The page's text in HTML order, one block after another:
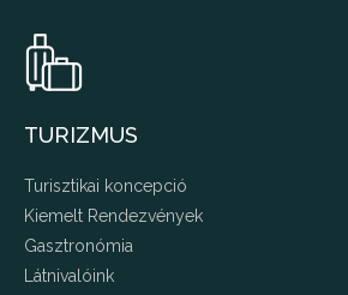
TURIZMUS
Turisztikai koncepció
Kiemelt Rendezvények
Gasztronómia
Látnivalóink